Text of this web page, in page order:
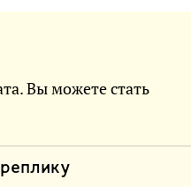
Вы можете стать